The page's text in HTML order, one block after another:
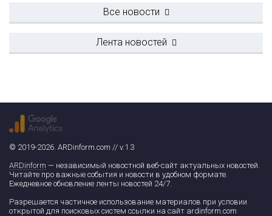
Все новости
Лента новостей
© 2019-2026. ARDinform.com // v.1.3
ARDinform — независимый новостной веб-сайт актуальных новостей.
Читайте про важные события и новости в удобном формате.
Ежедневное обновление ленты новостей 24/7.
Разрешается частичное использование материалов при условии
открытой для поисковых систем ссылки на сайт ardinform.com